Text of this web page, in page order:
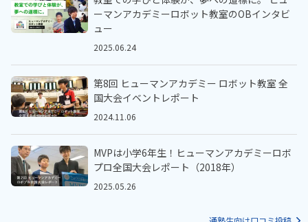
ーマンアカデミーロボット教室のOBインタビ
ュー
2025.06.24
第8回 ヒューマンアカデミー ロボット教室 全
国大会イベントレポート
2024.11.06
MVPは小学6年生！ヒューマンアカデミーロボ
プロ全国大会レポート（2018年）
2025.05.26